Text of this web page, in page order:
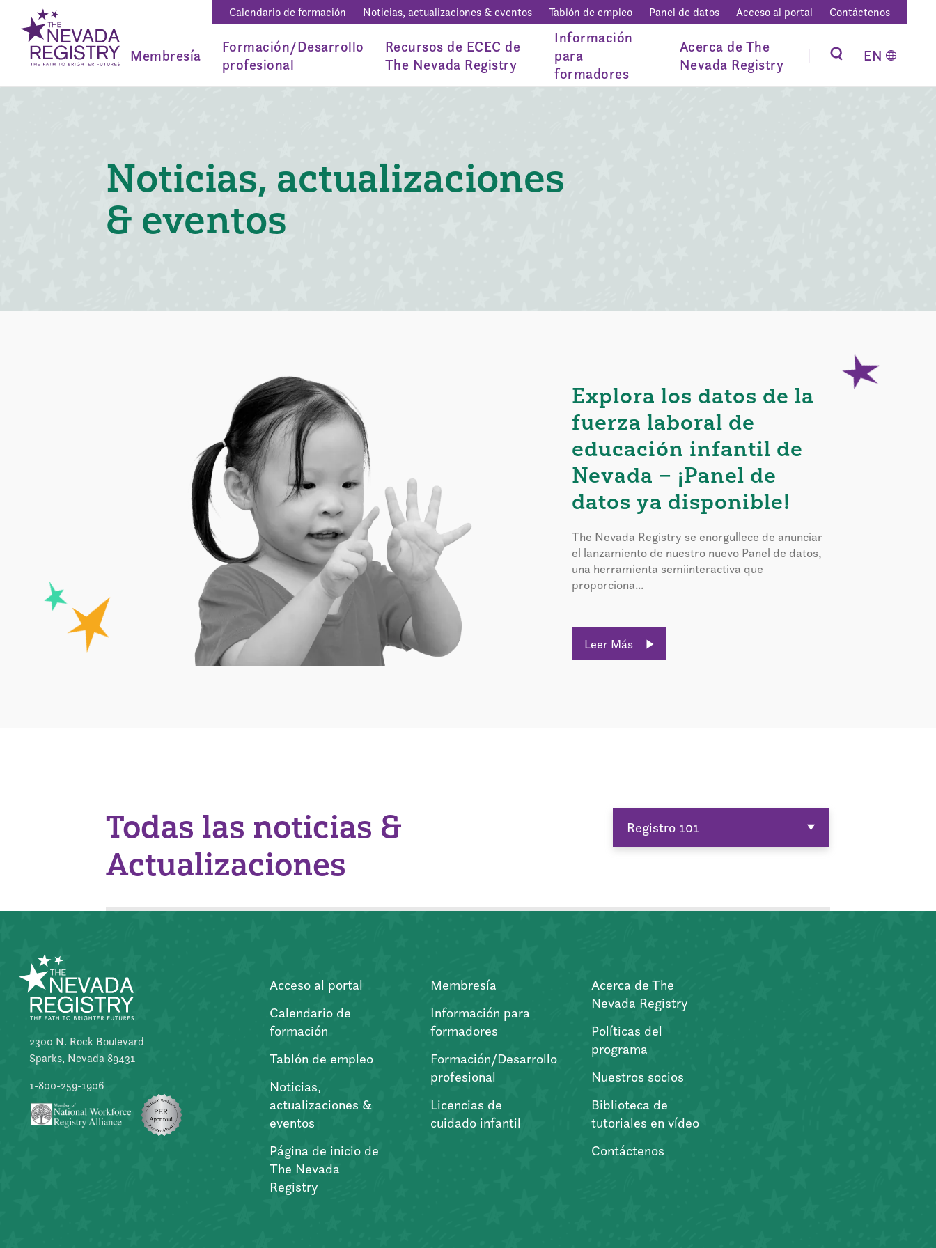
Calendario de formación Noticias, actualizaciones & eventos Tablón de empleo Panel de datos Acceso al portal Contáctenos
Membresía
Formación/Desarrollo
profesional
Recursos de ECEC de
The Nevada Registry
Información
para
formadores
Acerca de The
Nevada Registry
EN
Noticias, actualizaciones
& eventos
Explora los datos de la
fuerza laboral de
educación infantil de
Nevada – ¡Panel de
datos ya disponible!
The Nevada Registry se enorgullece de anunciar
el lanzamiento de nuestro nuevo Panel de datos,
una herramienta semiinteractiva que
proporciona...
Leer Más
Todas las noticias &
Actualizaciones
Registro 101
2300 N. Rock Boulevard
Sparks, Nevada 89431
1-800-259-1906
Acceso al portal
Calendario de
formación
Tablón de empleo
Noticias,
actualizaciones &
eventos
Página de inicio de
The Nevada
Registry
Membresía
Información para
formadores
Formación/Desarrollo
profesional
Licencias de
cuidado infantil
Acerca de The
Nevada Registry
Políticas del
programa
Nuestros socios
Biblioteca de
tutoriales en vídeo
Contáctenos